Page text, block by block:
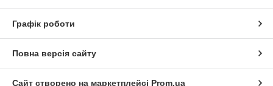
Графік роботи
Повна версія сайту
Сайт створено на маркетплейсі Prom.ua